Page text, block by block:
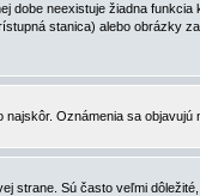
neexistuje žiadna
stanica) alebo obrázky
Oznámenia sa
strane. Sú často veľmi